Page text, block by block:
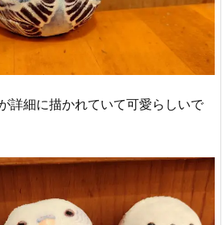
詳細に描かれていて可愛らしいで